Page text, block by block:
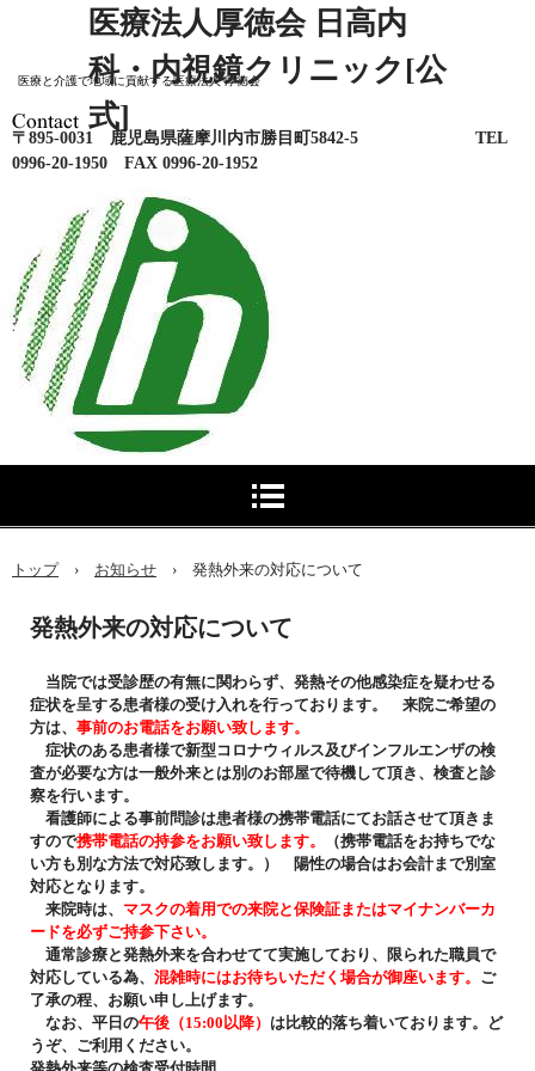
医療法人厚徳会 日高内
科・内視鏡クリニック[公
式]
医療と介護で地域に貢献する医療法人 厚徳会
〒895-0031 鹿児島県薩摩川内市勝目町5842-5
TEL
0996-20-1950 FAX 0996-20-1952
トップ › お知らせ › 発熱外来の対応について
発熱外来の対応について
当院では受診歴の有無に関わらず、発熱その他感染症を疑わせる
症状を呈する患者様の受け入れを行っております。 来院ご希望の
方は、 事前のお電話をお願い致します。
症状のある患者様で新型コロナウィルス及びインフルエンザの検
査が必要な方は一般外来とは別のお部屋で待機して頂き、検査と診
察を行います。
看護師による事前問診は患者様の携帯電話にてお話させて頂きま
すので携帯電話の持参をお願い致します。
（携帯電話をお持ちでな
い方も別な方法で対応致します。） 陽性の場合はお会計まで別室
対応となります。
来院時は、 マスクの着用での来院と保険証またはマイナンバーカ
ードを必ずご持参下さい。
通常診療と発熱外来を合わせてて実施しており、限られた職員で
対応している為、 混雑時にはお待ちいただく場合が御座います。 ご
了承の程、お願い申し上げます。
なお、平日の午後（15:00以降） は比較的落ち着いております。ど
うぞ、ご利用ください。